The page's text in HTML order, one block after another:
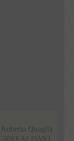
Quaglia